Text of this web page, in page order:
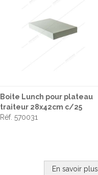
Boite Lunch pour plateau
traiteur 28x42cm c/25
Réf. 570031
En savoir plus